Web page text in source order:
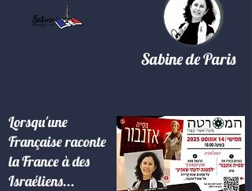
Sabine de Paris
Lorsqu'une
Française raconte
la France à des
Israéliens...